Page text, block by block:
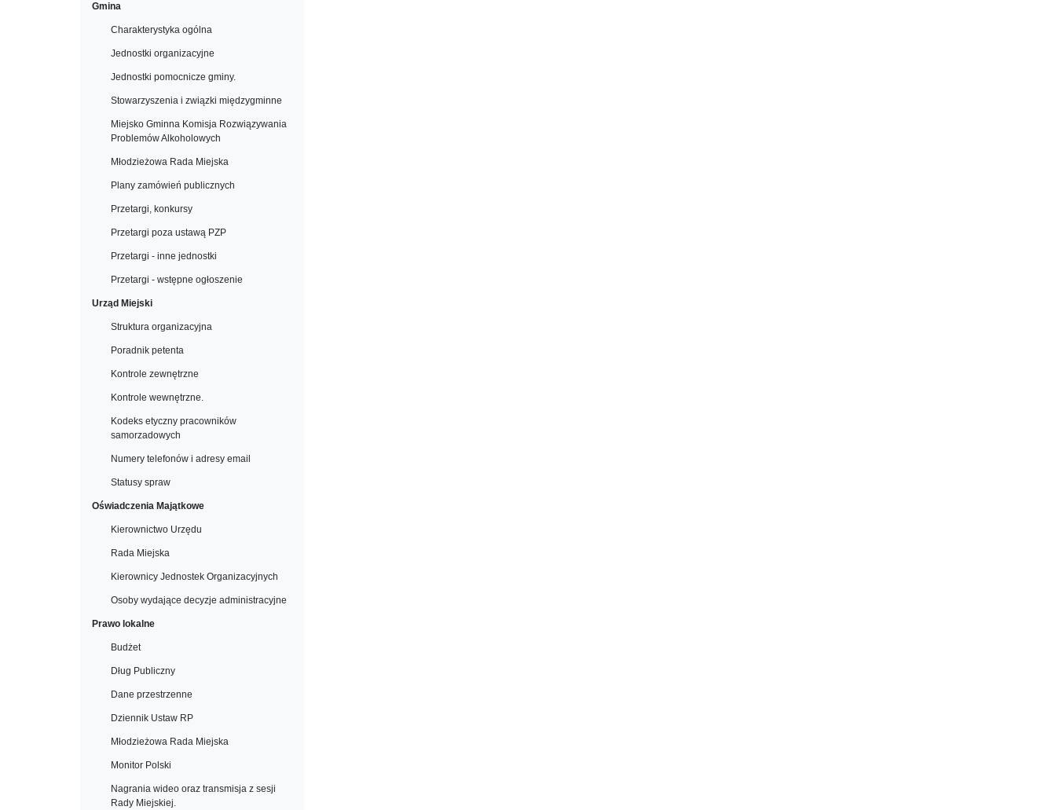
Gmina
Charakterystyka ogólna
Jednostki organizacyjne
Jednostki pomocnicze gminy.
Stowarzyszenia i związki międzygminne
Miejsko Gminna Komisja Rozwiązywania
Problemów Alkoholowych
Młodzieżowa Rada Miejska
Plany zamówień publicznych
Przetargi, konkursy
Przetargi poza ustawą PZP
Przetargi - inne jednostki
Przetargi - wstępne ogłoszenie
Urząd Miejski
Struktura organizacyjna
Poradnik petenta
Kontrole zewnętrzne
Kontrole wewnętrzne.
Kodeks etyczny pracowników
samorzadowych
Numery telefonów i adresy email
Statusy spraw
Oświadczenia Majątkowe
Kierownictwo Urzędu
Rada Miejska
Kierownicy Jednostek Organizacyjnych
Osoby wydające decyzje administracyjne
Prawo lokalne
Budżet
Dług Publiczny
Dane przestrzenne
Dziennik Ustaw RP
Młodzieżowa Rada Miejska
Monitor Polski
Nagrania wideo oraz transmisja z sesji
Rady Miejskiej.